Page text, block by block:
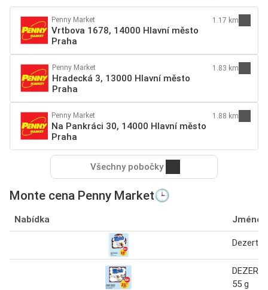
Penny Market
Vrtbova 1678, 14000 Hlavní město
Praha
1.17 km
Penny Market
Hradecká 3, 13000 Hlavní město
Praha
1.83 km
Penny Market
Na Pankráci 30, 14000 Hlavní město
Praha
1.88 km
Všechny pobočky
Monte cena Penny Market🕒
Nabídka Jméno
Dezert
DEZERT
55 g